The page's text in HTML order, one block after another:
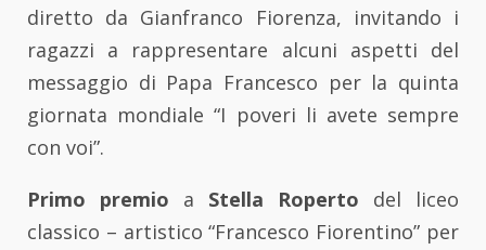
diretto da Gianfranco Fiorenza, invitando i
ragazzi a rappresentare alcuni aspetti del
messaggio di Papa Francesco per la quinta
giornata mondiale “I poveri li avete sempre
con voi”.
Primo premio a Stella Roperto del liceo
classico – artistico “Francesco Fiorentino” per